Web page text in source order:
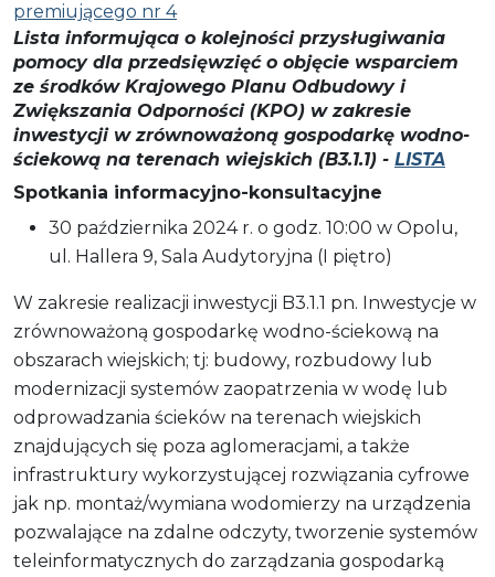
premiującego nr 4
Lista informująca o kolejności przysługiwania
pomocy dla przedsięwzięć o objęcie wsparciem
ze środków Krajowego Planu Odbudowy i
Zwiększania Odporności (KPO) w zakresie
inwestycji w zrównoważoną gospodarkę wodno-
ściekową na terenach wiejskich (B3.1.1) - LISTA
Spotkania informacyjno-konsultacyjne
30 października 2024 r. o godz. 10:00 w Opolu,
ul. Hallera 9, Sala Audytoryjna (I piętro)
W zakresie realizacji inwestycji B3.1.1 pn. Inwestycje w
zrównoważoną gospodarkę wodno-ściekową na
obszarach wiejskich; tj: budowy, rozbudowy lub
modernizacji systemów zaopatrzenia w wodę lub
odprowadzania ścieków na terenach wiejskich
znajdujących się poza aglomeracjami, a także
infrastruktury wykorzystującej rozwiązania cyfrowe
jak np. montaż/wymiana wodomierzy na urządzenia
pozwalające na zdalne odczyty, tworzenie systemów
teleinformatycznych do zarządzania gospodarką